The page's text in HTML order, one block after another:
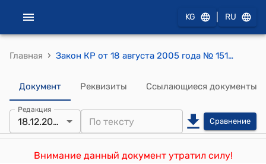
KG RU
Главная › Закон КР от 18 августа 2005 года № 151 "О статусе депутата Жогорку Кенеша Кыргызской Республики"
Документ Реквизиты Ссылающиеся документы
Редакция
18.12.2008 Сравнение
Внимание данный документ утратил силу!